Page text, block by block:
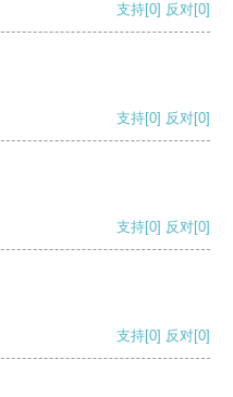
支持[0] 反对[0]
支持[0] 反对[0]
支持[0] 反对[0]
支持[0] 反对[0]